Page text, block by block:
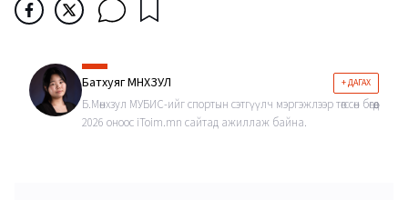
Батхуяг МӨНХЗУЛ + ДАГАХ
Б.Мөнхзул МУБИС-ийг спортын сэтгүүлч мэргэжлээр төгссөн бөгөөд
2026 оноос iToim.mn сайтад ажиллаж байна.